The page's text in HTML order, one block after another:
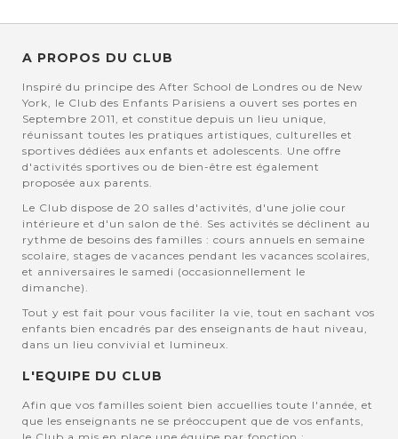
A PROPOS DU CLUB
Inspiré du principe des After School de Londres ou de New
York, le Club des Enfants Parisiens a ouvert ses portes en
Septembre 2011, et constitue depuis un lieu unique,
réunissant toutes les pratiques artistiques, culturelles et
sportives dédiées aux enfants et adolescents. Une offre
d'activités sportives ou de bien-être est également
proposée aux parents.
Le Club dispose de 20 salles d'activités, d'une jolie cour
intérieure et d'un salon de thé. Ses activités se déclinent au
rythme de besoins des familles : cours annuels en semaine
scolaire, stages de vacances pendant les vacances scolaires,
et anniversaires le samedi (occasionnellement le
dimanche).
Tout y est fait pour vous faciliter la vie, tout en sachant vos
enfants bien encadrés par des enseignants de haut niveau,
dans un lieu convivial et lumineux.
L'EQUIPE DU CLUB
Afin que vos familles soient bien accuellies toute l'année, et
que les enseignants ne se préoccupent que de vos enfants,